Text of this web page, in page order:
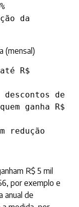
da
(mensal)
R$
descontos de
ganha R$
redução
R$ 5 mil
por exemplo e
anual de